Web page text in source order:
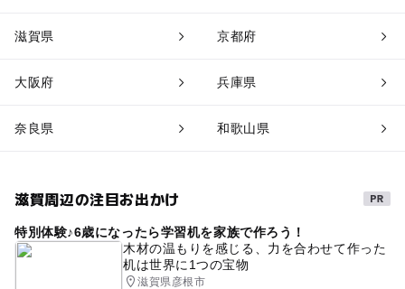
滋賀県 京都府
大阪府 兵庫県
奈良県 和歌山県
滋賀周辺の注目お出かけ
特別体験♪6歳になったら学習机を家族で作ろう！
木材の温もりを感じる、力を合わせて作った
机は世界に1つの宝物
滋賀県彦根市